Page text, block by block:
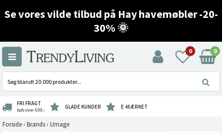
Se vores vilde tilbud på Hay havemøbler -20-
30% 🌞
0 0
FRI FRAGT
køb over 699,- GLADE KUNDER E-MÆRKET
Forside › Brands › Umage